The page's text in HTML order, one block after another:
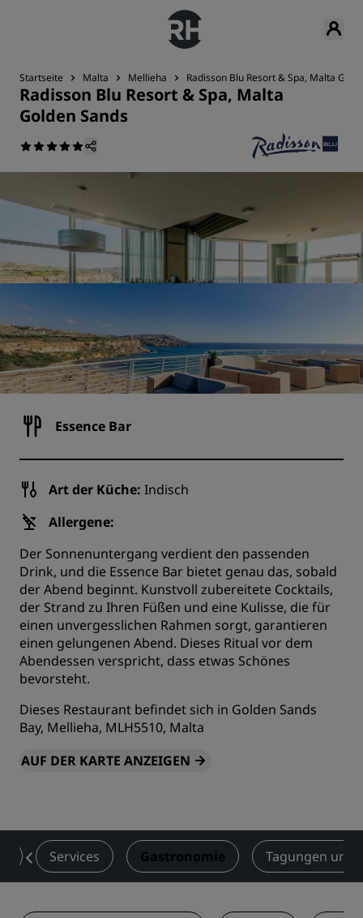
Startseite Malta Mellieha Radisson Blu Resort & Spa, Malta
Radisson Blu Resort & Spa, Malta
Golden Sands
Essence Bar
Art der Küche: Indisch
Allergene:
Der Sonnenuntergang verdient den passenden
Drink, und die Essence Bar bietet genau das, sobald
der Abend beginnt. Kunstvoll zubereitete Cocktails,
der Strand zu Ihren Füßen und eine Kulisse, die für
einen unvergesslichen Rahmen sorgt, garantieren
einen gelungenen Abend. Dieses Ritual vor dem
Abendessen verspricht, dass etwas Schönes
bevorsteht.
Dieses Restaurant befindet sich in Golden Sands
Bay, Mellieha, MLH5510, Malta
AUF DER KARTE ANZEIGEN
Services Gastronomie Tagungen und